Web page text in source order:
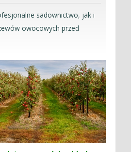
sadownictwo, jak i
owocowych przed